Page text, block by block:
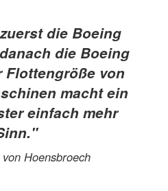
die Boeing
die Boeing
Flottengröße von
macht ein
einfach mehr
Hoensbroech